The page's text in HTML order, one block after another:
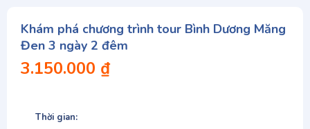
Khám phá chương trình tour Bình Dương Măng
Đen 3 ngày 2 đêm
3.150.000 ₫
Thời gian: